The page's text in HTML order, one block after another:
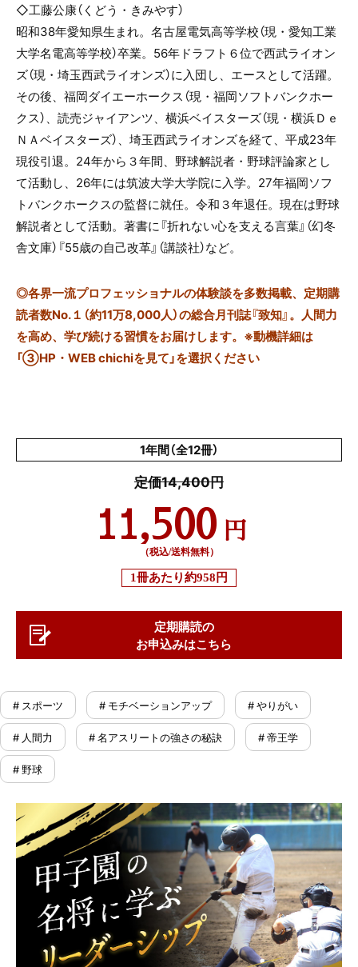
◇工藤公康（くどう・きみやす）
昭和38年愛知県生まれ。名古屋電気高等学校（現・愛知工業
大学名電高等学校）卒業。 56年ドラフト６位で西武ライオン
ズ（現・埼玉西武ライオンズ）に入団し、エースとして活躍。
その後、福岡ダイエーホークス（現・福岡ソフトバンクホー
クス）、読売ジャイアンツ、横浜ベイスターズ（現・横浜Ｄｅ
ＮＡベイスターズ）、埼玉西武ライオンズを経て、平成23年
現役引退。 24年から３年間、野球解説者・野球評論家とし
て活動し、 26年には筑波大学大学院に入学。 27年福岡ソフ
トバンクホークスの監督に就任。令和３年退任。現在は野球
解説者として活動。著書に『折れない心を支える言葉』（幻冬
舎文庫）『55歳の自己改革』（講談社）など。
◎各界一流プロフェッショナルの体験談を多数掲載、定期購
読者数No.１（約11万8,000人）の総合月刊誌『致知』。人間力
を高め、学び続ける習慣をお届けします。※動機詳細は
「③HP・WEB chichiを見て」を選択ください
1年間（全12冊）
定価14,400円
11,500 円
（税込/送料無料）
1冊あたり約958円
定期購読の
お申込みはこちら
# スポーツ # モチベーションアップ # やりがい
# 人間力 # 名アスリートの強さの秘訣 # 帝王学
# 野球